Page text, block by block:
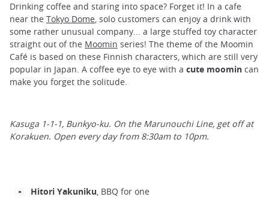
Drinking coffee and staring into space? Forget it! In a cafe
near the Tokyo Dome, solo customers can enjoy a drink with
some rather unusual company... a large stuffed toy character
straight out of the Moomin series! The theme of the Moomin
Café is based on these Finnish characters, which are still very
popular in Japan. A coffee eye to eye with a cute moomin can
make you forget the solitude.
Kasuga 1-1-1, Bunkyo-ku. On the Marunouchi Line, get off at
Korakuen. Open every day from 8:30am to 10pm.
Hitori Yakuniku , BBQ for one